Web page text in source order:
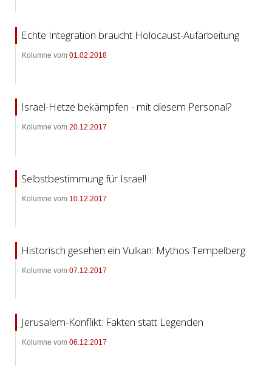
Echte Integration braucht Holocaust-Aufarbeitung
Kolumne vom 01.02.2018
Israel-Hetze bekämpfen - mit diesem Personal?
Kolumne vom 20.12.2017
Selbstbestimmung für Israel!
Kolumne vom 10.12.2017
Historisch gesehen ein Vulkan: Mythos Tempelberg
Kolumne vom 07.12.2017
Jerusalem-Konflikt: Fakten statt Legenden
Kolumne vom 06.12.2017